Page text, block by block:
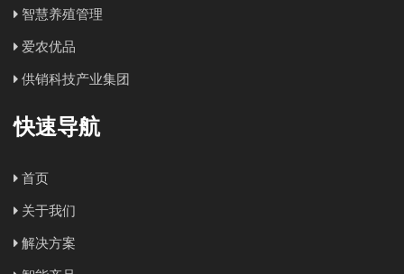
智慧养殖管理
爱农优品
供销科技产业集团
快速导航
首页
关于我们
解决方案